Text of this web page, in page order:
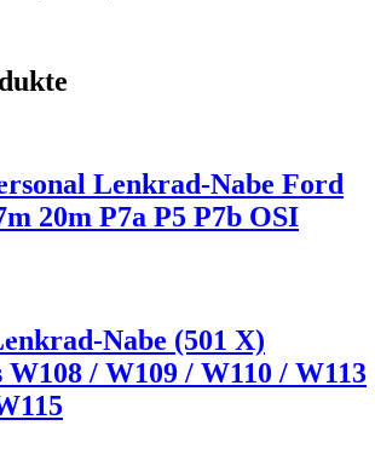
Lenkrad-Nabe Ford
20m P7a P5 P7b OSI
Nabe (501 X)
W108 / W109 / W110 / W113